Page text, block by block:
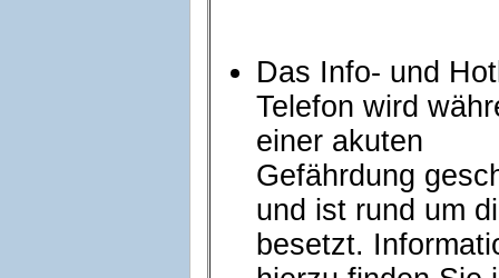
Das Info- und
Telefon wird
einer akuten
Gefährdung
und ist rund um
besetzt.